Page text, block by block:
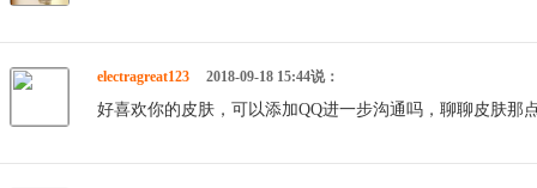
electragreat123 2018-09-18 15:44说：
好喜欢你的皮肤，可以添加QQ进一步沟通吗，聊聊皮肤那